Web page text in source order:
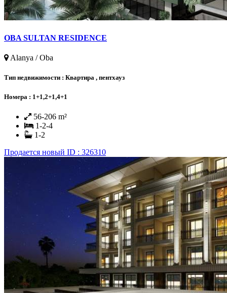
OBA SULTAN RESIDENCE
Alanya / Oba
Тип недвижимости : Квартира , пентхауз
Номера : 1+1,2+1,4+1
56-206 m²
1-2-4
1-2
Продается новый ID : 326310